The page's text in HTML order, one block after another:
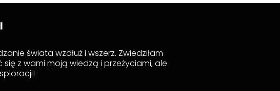
świata wzdłuż i wszerz. Zwiedziłam
z wami moją wiedzą i przeżyciami, ale